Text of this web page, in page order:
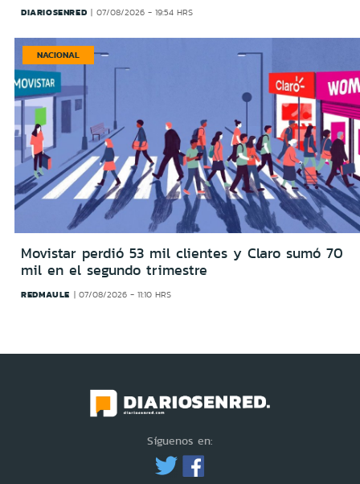
DIARIOSENRED 07/08/2026 - 19:54 HRS
NACIONAL
Movistar perdió 53 mil clientes y Claro sumó 70
mil en el segundo trimestre
REDMAULE 07/08/2026 - 11:10 HRS
Síguenos en: